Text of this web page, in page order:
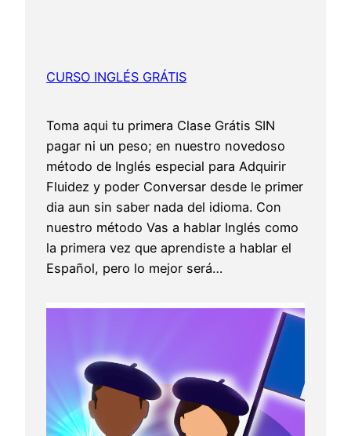
CURSO INGLÉS GRÁTIS
Toma aqui tu primera Clase Grátis SIN
pagar ni un peso; en nuestro novedoso
método de Inglés especial para Adquirir
Fluidez y poder Conversar desde le primer
dia aun sin saber nada del idioma. Con
nuestro método Vas a hablar Inglés como
la primera vez que aprendiste a hablar el
Español, pero lo mejor será…